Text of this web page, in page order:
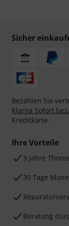
Sicher
Bezahlen Sie
Klarna Sofort
Kreditkarte.
Ihre Vorteile
3 Jahre
30 Tage
Beratung